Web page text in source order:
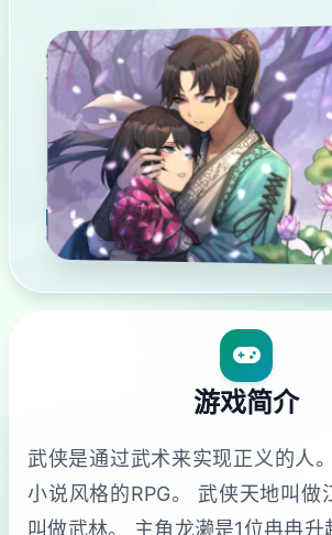
游戏简介
武侠是通过武术来实现正义的人
小说风格的RPG。 武侠天地叫做
叫做武林。 主角龙濑是1位冉冉升